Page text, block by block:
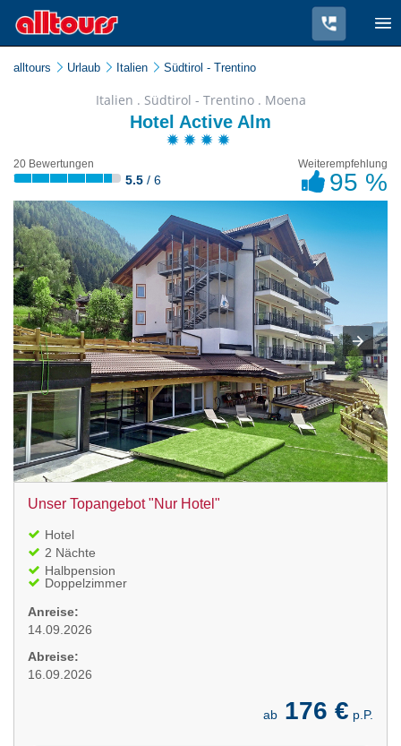
alltours Urlaub Italien Südtirol - Trentino
Italien . Südtirol - Trentino . Moena
Hotel Active Alm
20 Bewertungen
5.5 / 6
Weiterempfehlung
95 %
Unser Topangebot "Nur Hotel"
Hotel
2 Nächte
Halbpension
Doppelzimmer
Anreise:
14.09.2026
Abreise:
16.09.2026
ab 176 € p.P.